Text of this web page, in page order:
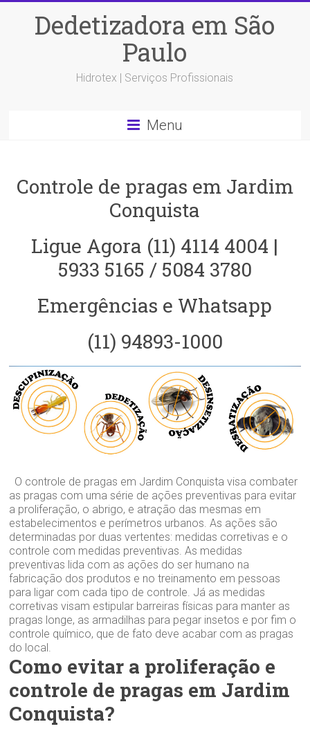
Dedetizadora em São
Paulo
Hidrotex | Serviços Profissionais
Menu
Controle de pragas em Jardim
Conquista
Ligue Agora (11) 4114 4004 |
5933 5165 / 5084 3780
Emergências e Whatsapp
(11) 94893-1000
O controle de pragas em Jardim Conquista visa combater
as pragas com uma série de ações preventivas para evitar
a proliferação, o abrigo, e atração das mesmas em
estabelecimentos e perímetros urbanos. As ações são
determinadas por duas vertentes: medidas corretivas e o
controle com medidas preventivas. As medidas
preventivas lida com as ações do ser humano na
fabricação dos produtos e no treinamento em pessoas
para ligar com cada tipo de controle. Já as medidas
corretivas visam estipular barreiras físicas para manter as
pragas longe, as armadilhas para pegar insetos e por fim o
controle químico, que de fato deve acabar com as pragas
do local.
Como evitar a proliferação e
controle de pragas em Jardim
Conquista?